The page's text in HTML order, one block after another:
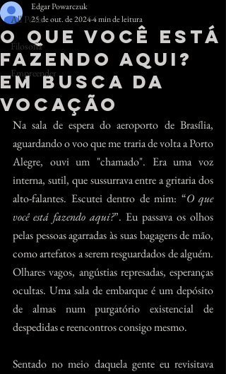
All Posts
Filosofia
Empreender
O que você está
fazendo aqui?
Em busca da
vocação
Edgar Powarczuk
25 de out. de 20244 min de leitura
Na sala de espera do aeroporto de Brasília,
aguardando o voo que me traria de volta a Porto
Alegre, ouvi um "chamado". Era uma voz
interna, sutil, que sussurrava entre a gritaria dos
alto-falantes. Escutei dentro de mim: “O que
você está fazendo aqui?”. Eu passava os olhos
pelas pessoas agarradas às suas bagagens de mão,
como artefatos a serem resguardados de alguém.
Olhares vagos, angústias represadas, esperanças
ocultas. Uma sala de embarque é um depósito
de almas num purgatório existencial de
despedidas e reencontros consigo mesmo.
Sentado no meio daquela gente eu revisitava